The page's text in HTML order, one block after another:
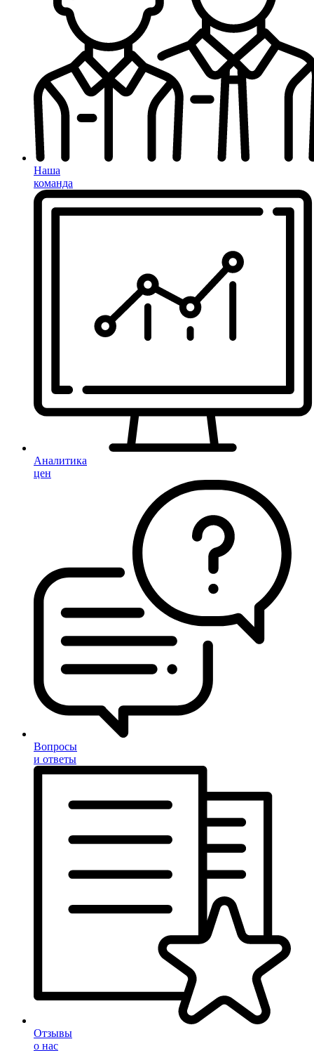
Наша
команда
Аналитика
цен
Вопросы
и ответы
Отзывы
о нас